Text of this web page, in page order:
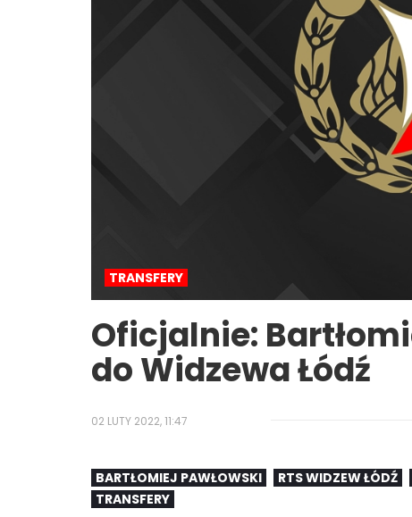
TRANSFERY
Oficjalnie:
do Widzewa Łódź
02 LUTY 2022, 11:47
BARTŁOMIEJ PAWŁOWSKI RTS WIDZEW ŁÓDŹ
TRANSFERY